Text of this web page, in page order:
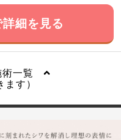
細を見る
術一覧
す）